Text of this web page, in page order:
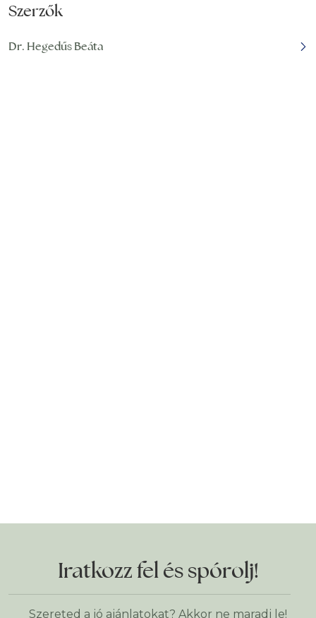
Szerzők
Dr. Hegedűs Beáta
Iratkozz fel és spórolj!
Szereted a jó ajánlatokat? Akkor ne maradj le!